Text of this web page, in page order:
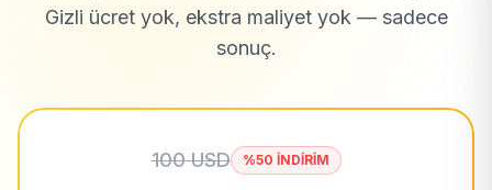
Gizli ücret yok, ekstra maliyet yok — sadece
sonuç.
100 USD %50 İNDİRİM